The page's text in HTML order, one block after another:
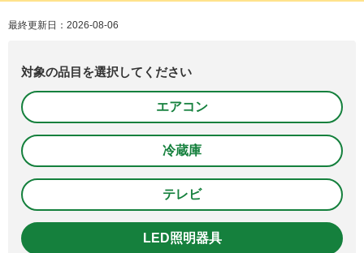
最終更新日：2026-08-06
対象の品目を選択してください
エアコン
冷蔵庫
テレビ
LED照明器具